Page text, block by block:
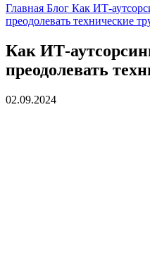
Главная Блог Как ИТ-
преодолевать технические
Как ИТ-
преодолевать
02.09.2024